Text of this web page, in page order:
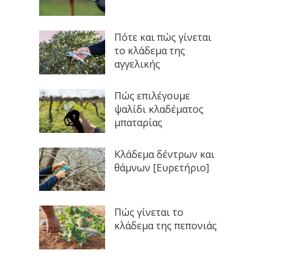
Πότε και πώς γίνεται
το κλάδεμα της
αγγελικής
Πώς επιλέγουμε
ψαλίδι κλαδέματος
μπαταρίας
Κλάδεμα δέντρων και
θάμνων [Ευρετήριο]
Πώς γίνεται το
κλάδεμα της πεπονιάς